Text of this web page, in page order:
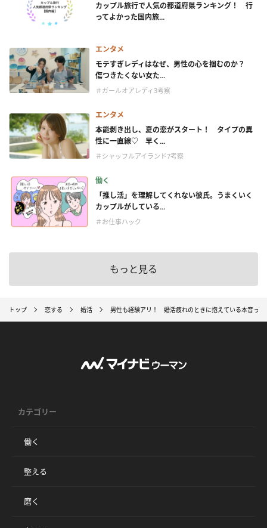
カップル旅行で人気の都道府県ランキング！ 行
ってよかった国内旅...
エンタメ
モテすぎレディはなぜ、男性の心を掴むのか？
傷つきたくない女た...
＃ガールオアレディ3考察
エンタメ
本能剥き出し、夏の恋がスタート！ タイプの異
性に一直線♡ 早く...
＃シャッフルアイランド7考察
働く
「推し活」を理解してくれない彼氏。うまくいく
カップルがしている...
＃お仕事ハック
もっと見る
トップ 恋する 婚活 男性も経験アリ！ 婚活疲れのときに抱えている本音って
カテゴリー
働く
整える
磨く